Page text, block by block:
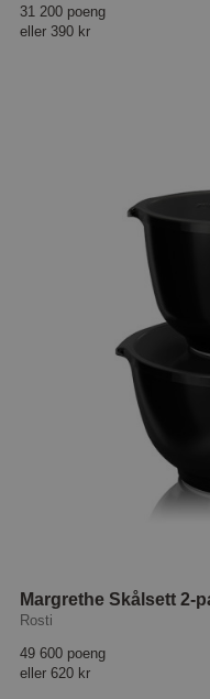
31 200 poeng
eller 390 kr
Rosti
49 600 poeng
eller 620 kr